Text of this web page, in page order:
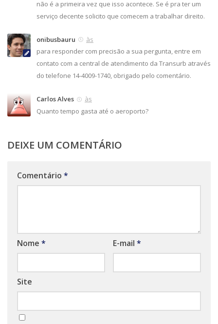
não é a primeira vez que isso acontece. Se é pra ter um
serviço decente solicito que comecem a trabalhar direito.
onibusbauru
às
para responder com precisão a sua pergunta, entre em
contato com a central de atendimento da Transurb através
do telefone 14-4009-1740, obrigado pelo comentário.
Carlos Alves
às
Quanto tempo gasta até o aeroporto?
DEIXE UM COMENTÁRIO
Comentário *
Nome * E-mail *
Site